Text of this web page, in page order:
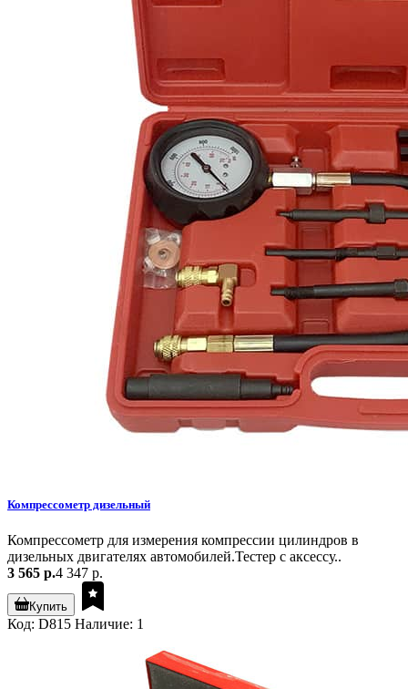
Компрессометр дизельный
Компрессометр для измерения компрессии цилиндров в
дизельных двигателях автомобилей.Тестер с аксессу..
3 565 р.4 347 р.
Купить
Код: D815 Наличие: 1